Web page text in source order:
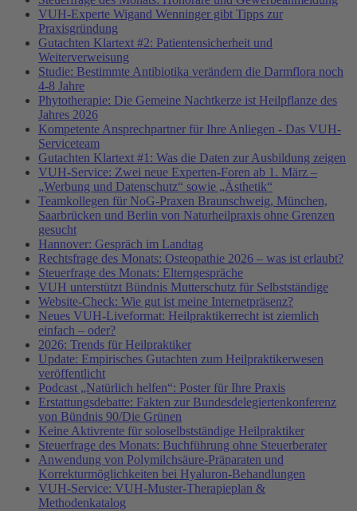
VUH-Experte Wigand Wenninger gibt Tipps zur
Praxisgründung
Gutachten Klartext #2: Patientensicherheit und
Weiterverweisung
Studie: Bestimmte Antibiotika verändern die Darmflora noch
4-8 Jahre
Phytotherapie: Die Gemeine Nachtkerze ist Heilpflanze des
Jahres 2026
Kompetente Ansprechpartner für Ihre Anliegen - Das VUH-
Serviceteam
Gutachten Klartext #1: Was die Daten zur Ausbildung zeigen
VUH-Service: Zwei neue Experten-Foren ab 1. März –
„Werbung und Datenschutz“ sowie „Ästhetik“
Teamkollegen für NoG-Praxen Braunschweig, München,
Saarbrücken und Berlin von Naturheilpraxis ohne Grenzen
gesucht
Hannover: Gespräch im Landtag
Rechtsfrage des Monats: Osteopathie 2026 – was ist erlaubt?
Steuerfrage des Monats: Elterngespräche
VUH unterstützt Bündnis Mutterschutz für Selbstständige
Website-Check: Wie gut ist meine Internetpräsenz?
Neues VUH-Liveformat: Heilpraktikerrecht ist ziemlich
einfach – oder?
2026: Trends für Heilpraktiker
Update: Empirisches Gutachten zum Heilpraktikerwesen
veröffentlicht
Podcast „Natürlich helfen“: Poster für Ihre Praxis
Erstattungsdebatte: Fakten zur Bundesdelegiertenkonferenz
von Bündnis 90/Die Grünen
Keine Aktivrente für soloselbstständige Heilpraktiker
Steuerfrage des Monats: Buchführung ohne Steuerberater
Anwendung von Polymilchsäure-Präparaten und
Korrekturmöglichkeiten bei Hyaluron-Behandlungen
VUH-Service: VUH-Muster-Therapieplan &
Methodenkatalog